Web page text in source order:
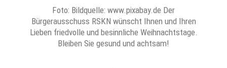
Foto: Bildquelle: www.pixabay.de Der
Bürgerausschuss RSKN wünscht Ihnen und Ihren
Lieben friedvolle und besinnliche Weihnachtstage.
Bleiben Sie gesund und achtsam!